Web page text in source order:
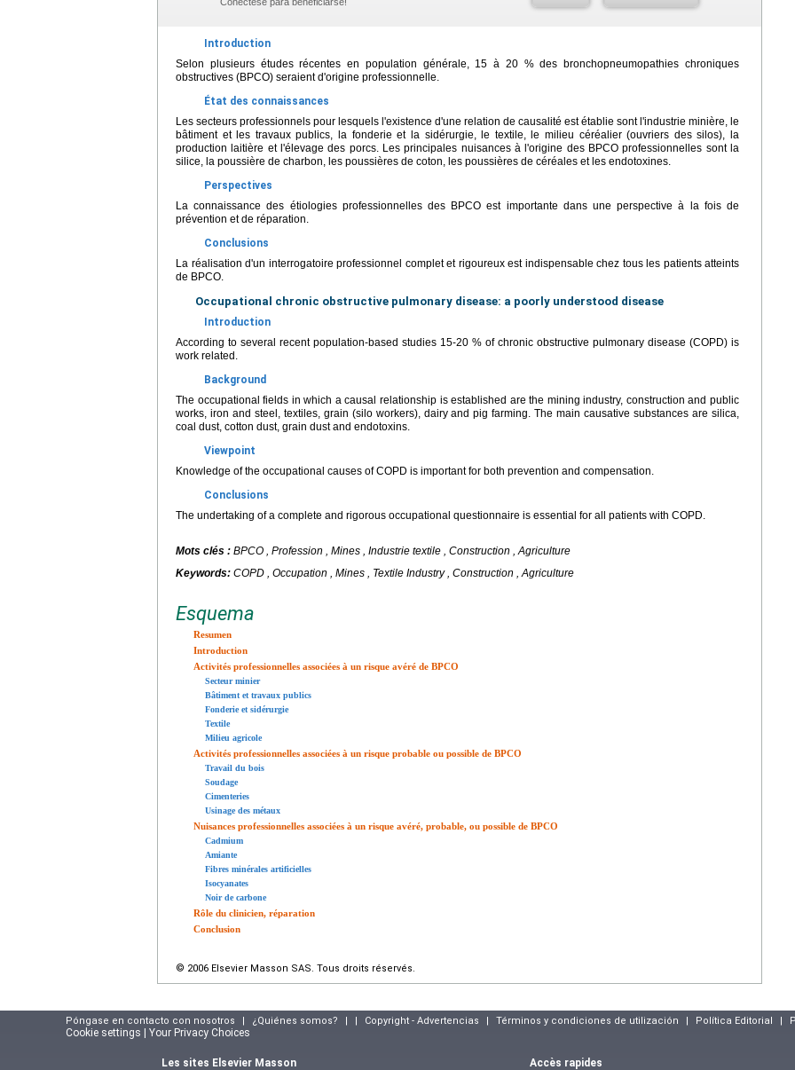
Introduction
Selon plusieurs études récentes en population générale, 15 à 20 % des bronchopneumopathies chroniques
obstructives (BPCO) seraient d'origine professionnelle.
État des connaissances
Les secteurs professionnels pour lesquels l'existence d'une relation de causalité est établie sont l'industrie minière, le
bâtiment et les travaux publics, la fonderie et la sidérurgie, le textile, le milieu céréalier (ouvriers des silos), la
production laitière et l'élevage des porcs. Les principales nuisances à l'origine des BPCO professionnelles sont la
silice, la poussière de charbon, les poussières de coton, les poussières de céréales et les endotoxines.
Perspectives
La connaissance des étiologies professionnelles des BPCO est importante dans une perspective à la fois de
prévention et de réparation.
Conclusions
La réalisation d'un interrogatoire professionnel complet et rigoureux est indispensable chez tous les patients atteints
de BPCO.
Occupational chronic obstructive pulmonary disease: a poorly understood disease
Introduction
According to several recent population-based studies 15-20 % of chronic obstructive pulmonary disease (COPD) is
work related.
Background
The occupational fields in which a causal relationship is established are the mining industry, construction and public
works, iron and steel, textiles, grain (silo workers), dairy and pig farming. The main causative substances are silica,
coal dust, cotton dust, grain dust and endotoxins.
Viewpoint
Knowledge of the occupational causes of COPD is important for both prevention and compensation.
Conclusions
The undertaking of a complete and rigorous occupational questionnaire is essential for all patients with COPD.
Mots clés : BPCO , Profession , Mines , Industrie textile , Construction , Agriculture
Keywords: COPD , Occupation , Mines , Textile Industry , Construction , Agriculture
Esquema
Resumen
Introduction
Activités professionnelles associées à un risque avéré de BPCO
Secteur minier
Bâtiment et travaux publics
Fonderie et sidérurgie
Textile
Milieu agricole
Activités professionnelles associées à un risque probable ou possible de BPCO
Travail du bois
Soudage
Cimenteries
Usinage des métaux
Nuisances professionnelles associées à un risque avéré, probable, ou possible de BPCO
Cadmium
Amiante
Fibres minérales artificielles
Isocyanates
Noir de carbone
Rôle du clinicien, réparation
Conclusion
© 2006 Elsevier Masson SAS. Tous droits réservés.
Póngase en contacto con nosotros | ¿Quiénes somos? | | Copyright - Advertencias | Términos y condiciones de utilización | Política Editorial |
Cookie settings | Your Privacy Choices
Les sites Elsevier Masson Accès rapides